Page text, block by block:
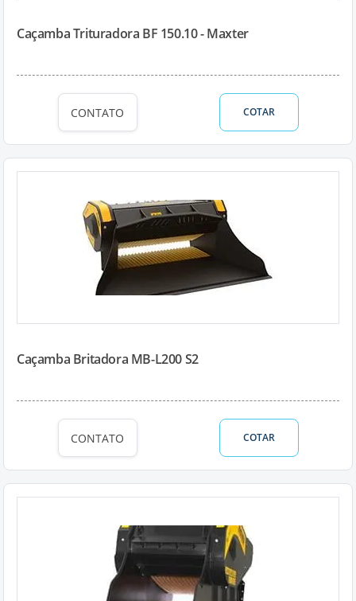
Caçamba Trituradora BF 150.10 - Maxter
CONTATO COTAR
Caçamba Britadora MB-L200 S2
CONTATO COTAR